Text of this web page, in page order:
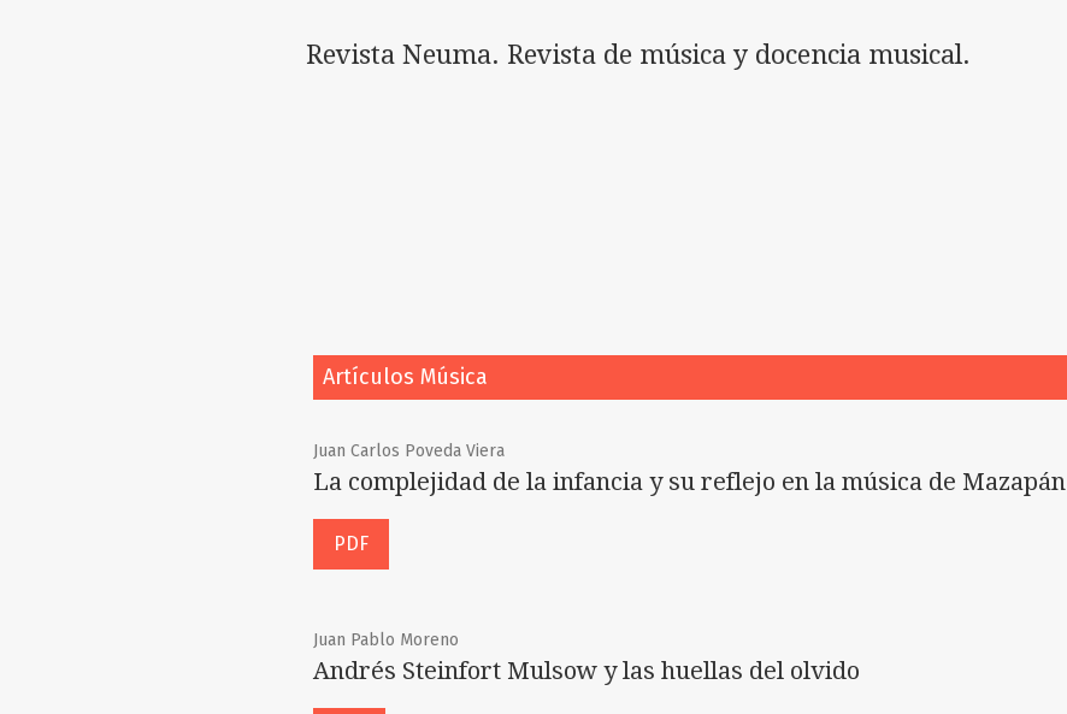
Revista Neuma. Revista de música y docencia musical.
Artículos Música
Juan Carlos Poveda Viera
La complejidad de la infancia y su reflejo en la música de Mazapán
PDF
Juan Pablo Moreno
Andrés Steinfort Mulsow y las huellas del olvido